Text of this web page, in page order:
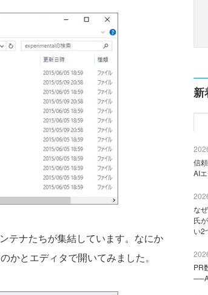
テナたちが集結しています。なにか
かとエディタで開いてみました。
新
信
AI
な
氏
い2
PR